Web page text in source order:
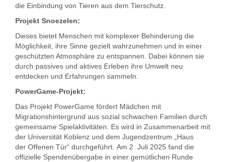
die Einbindung von Tieren aus dem Tierschutz.
Projekt Snoezelen:
Dieses bietet Menschen mit komplexer Behinderung die
Möglichkeit, ihre Sinne gezielt wahrzunehmen und in einer
geschützten Atmosphäre zu entspannen. Dabei können sie
durch passives und aktives Erleben ihre Umwelt neu
entdecken und Erfahrungen sammeln.
PowerGame-Projekt:
Das Projekt PowerGame fördert Mädchen mit
Migrationshintergrund aus sozial schwachen Familien durch
gemeinsame Spielaktivitäten. Es wird in Zusammenarbeit mit
der Universität Koblenz und dem Jugendzentrum „Haus
der Offenen Tür“ durchgeführt. Am 2. Juli 2025 fand die
offizielle Spendenübergabe in einer gemütlichen Runde